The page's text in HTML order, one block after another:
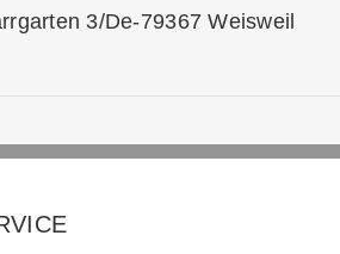
3/De-79367 Weisweil